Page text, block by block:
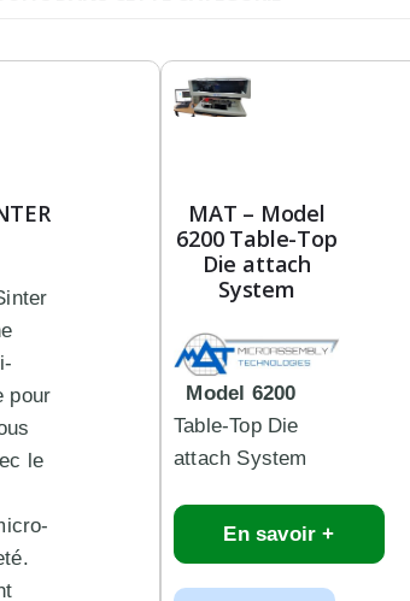
pour
le
MAT – Model
6200 Table-Top
Die attach
System
Model 6200
Table-Top Die
attach System
En savoir +